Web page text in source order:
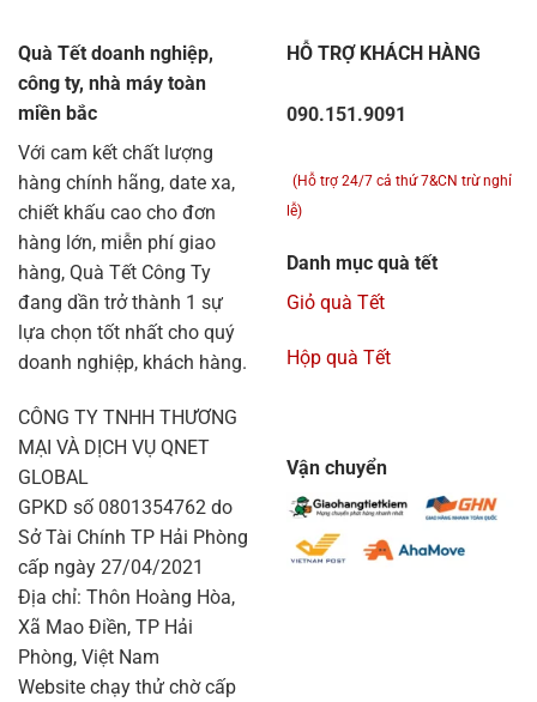
Quà Tết doanh nghiệp,
công ty, nhà máy toàn
miền bắc
Với cam kết chất lượng
hàng chính hãng, date xa,
chiết khấu cao cho đơn
hàng lớn, miễn phí giao
hàng, Quà Tết Công Ty
đang dần trở thành 1 sự
lựa chọn tốt nhất cho quý
doanh nghiệp, khách hàng.
CÔNG TY TNHH THƯƠNG
MẠI VÀ DỊCH VỤ QNET
GLOBAL
GPKD số 0801354762 do
Sở Tài Chính TP Hải Phòng
cấp ngày 27/04/2021
Địa chỉ: Thôn Hoàng Hòa,
Xã Mao Điền, TP Hải
Phòng, Việt Nam
Website chạy thử chờ cấp
HỖ TRỢ KHÁCH HÀNG
090.151.9091
(Hỗ trợ 24/7 cả thứ 7&CN trừ nghỉ
lễ)
Danh mục quà tết
Giỏ quà Tết
Hộp quà Tết
Vận chuyển